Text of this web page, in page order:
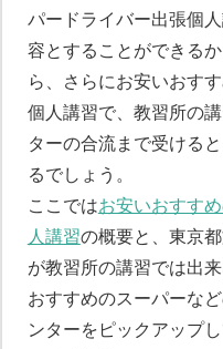
パードライバー出張個
容とすることができる
ら、さらにお安いおす
個人講習で、教習所の
ターの合流まで受ける
るでしょう。
ここではお安いおすす
人講習の概要と、東京
が教習所の講習では出
おすすめのスーパーな
ンターをピックアップ